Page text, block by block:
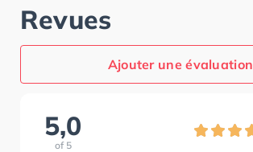
Revues
Ajouter une évaluation
5,0
of 5